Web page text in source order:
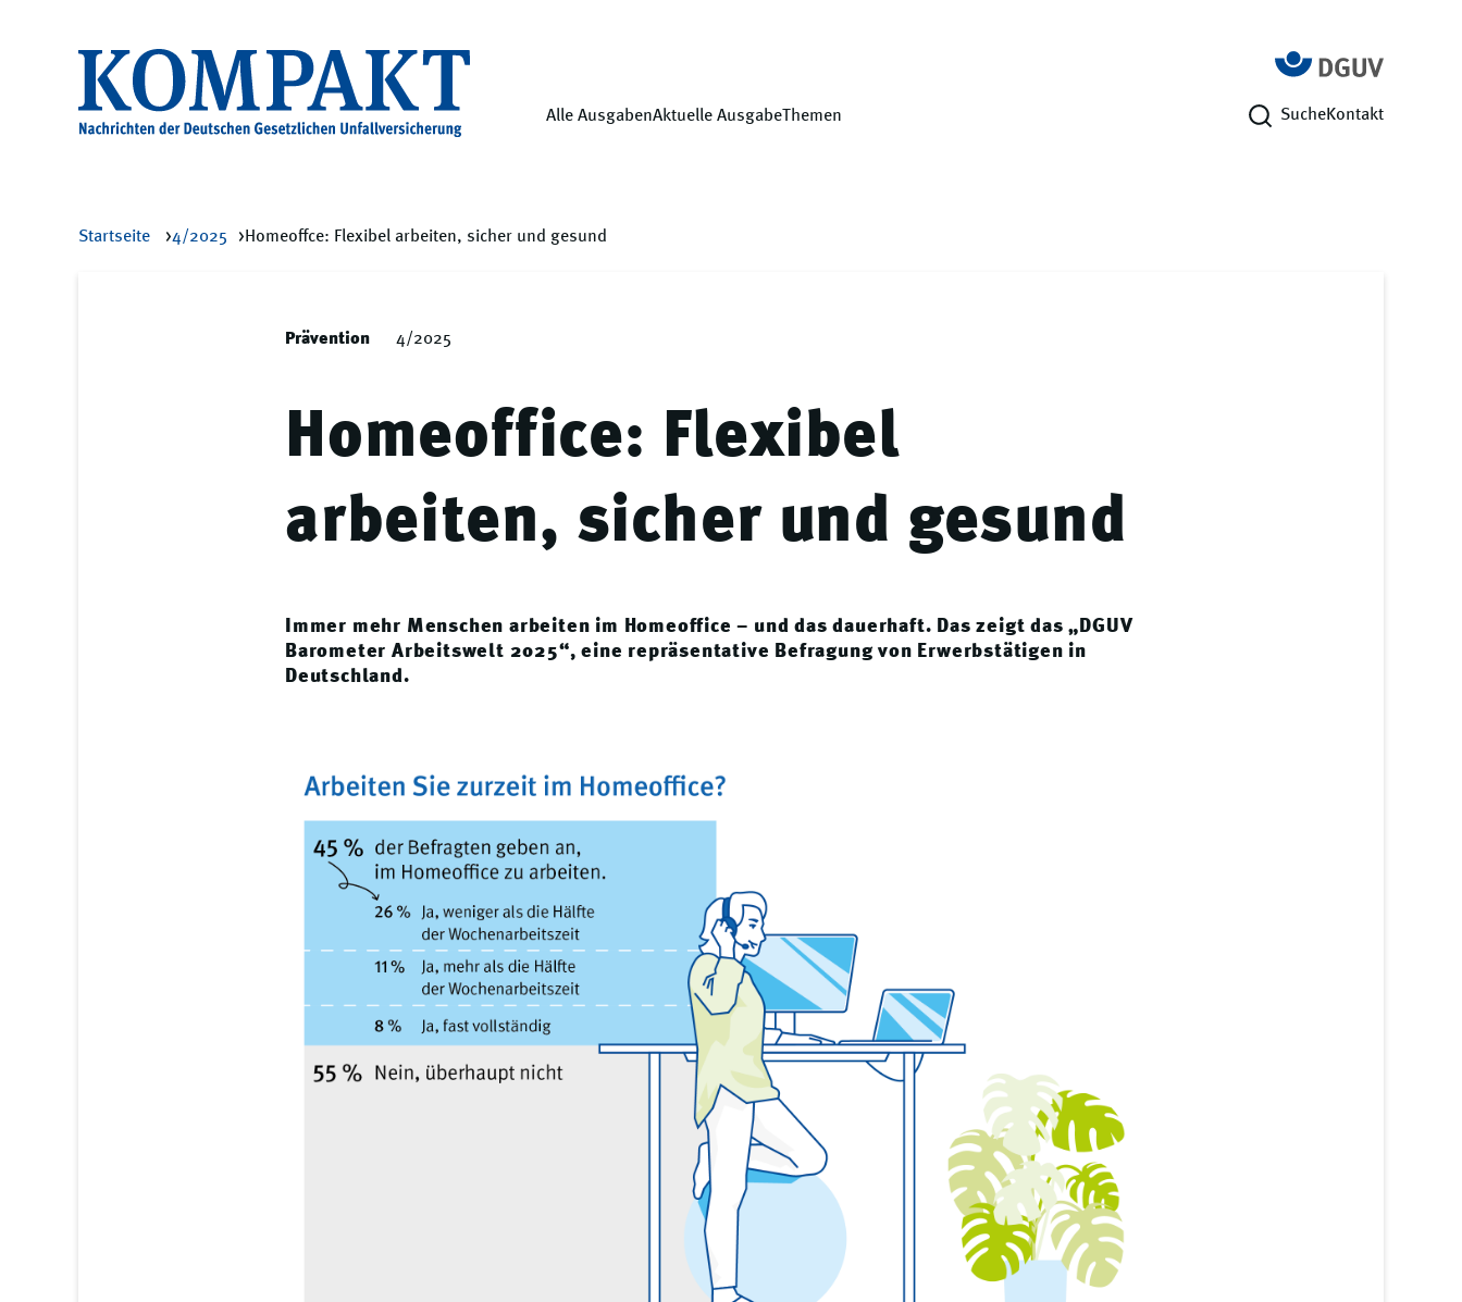
Alle AusgabenAktuelle AusgabeThemen SucheKontakt
Startseite 4/2025 Homeoffce: Flexibel arbeiten, sicher und gesund
Prävention 4/2025
Homeoffice: Flexibel
arbeiten, sicher und gesund
Immer mehr Menschen arbeiten im Homeoffice – und das dauerhaft. Das zeigt das „DGUV
Barometer Arbeitswelt 2025“, eine repräsentative Befragung von Erwerbstätigen in
Deutschland.